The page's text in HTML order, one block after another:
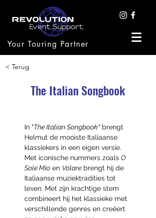
Your Touring Partner
< Terug
The Italian Songbook
In "The Italian Songbook" brengt
Helmut de mooiste Italiaanse
klassiekers in een eigen versie.
Met iconische nummers zoals O
Sole Mio en Volare brengt hij de
Italiaanse muziektradities tot
leven. Met zijn krachtige stem
combineert hij het klassieke met
verschillende genres en creëert